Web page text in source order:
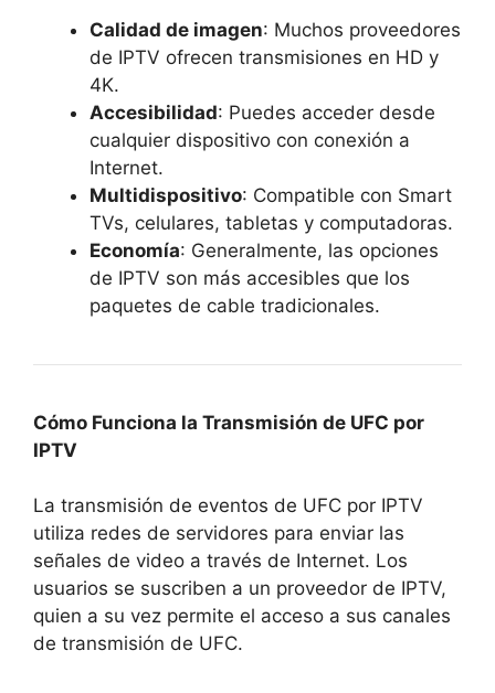
Calidad de imagen: Muchos proveedores
de IPTV ofrecen transmisiones en HD y
4K.
Accesibilidad: Puedes acceder desde
cualquier dispositivo con conexión a
Internet.
Multidispositivo: Compatible con Smart
TVs, celulares, tabletas y computadoras.
Economía: Generalmente, las opciones
de IPTV son más accesibles que los
paquetes de cable tradicionales.
Cómo Funciona la Transmisión de UFC por
IPTV
La transmisión de eventos de UFC por IPTV
utiliza redes de servidores para enviar las
señales de video a través de Internet. Los
usuarios se suscriben a un proveedor de IPTV,
quien a su vez permite el acceso a sus canales
de transmisión de UFC.